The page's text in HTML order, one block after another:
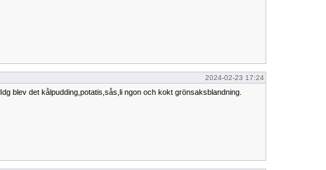
2024-02-23 17:24
Idg blev det kålpudding,potatis,sås,li ngon och kokt grönsaksblandning.